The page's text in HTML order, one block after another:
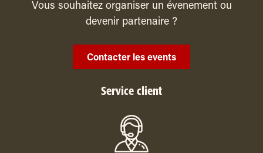
Vous souhaitez organiser un évenement ou
devenir partenaire ?
Contacter les events
Service client